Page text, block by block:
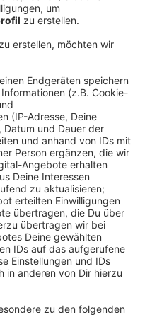
wieder zur
wird auch
an der Kreuzung
wieder außer
im
auf Höhe
unmittelbar vor dem
an dieser Stelle
die ohnehin gesperrte
umgeleitet werden
Auswirkungen auf
Montag entfallen
die Arbeiten an der
Ende März 2024